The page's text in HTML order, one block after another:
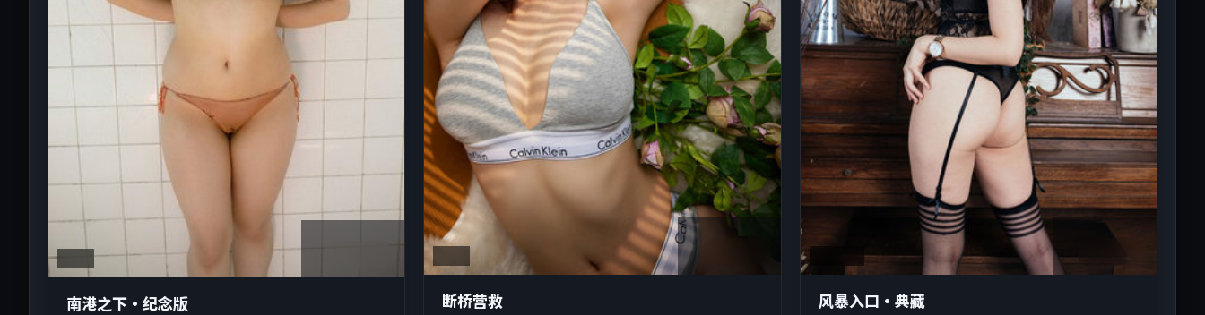
南港之下·纪念版 断桥营救 风暴入口·典藏